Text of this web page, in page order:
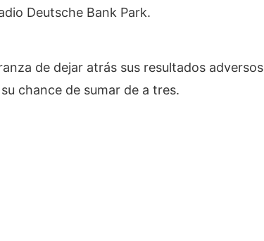
Deutsche Bank Park.
de dejar atrás sus resultados adversos
chance de sumar de a tres.